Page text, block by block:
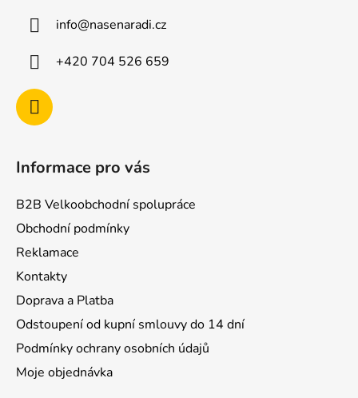
info@nasenaradi.cz
+420 704 526 659
Informace pro vás
B2B Velkoobchodní spolupráce
Obchodní podmínky
Reklamace
Kontakty
Doprava a Platba
Odstoupení od kupní smlouvy do 14 dní
Podmínky ochrany osobních údajů
Moje objednávka